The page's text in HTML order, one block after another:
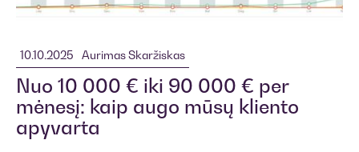
10.10.2025 Aurimas Skaržiskas
Nuo 10 000 € iki 90 000 € per
mėnesį: kaip augo mūsų kliento
apyvarta